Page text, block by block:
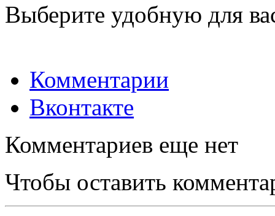
Выберите удобную для
Комментарии
Вконтакте
Комментариев еще нет
Чтобы оставить